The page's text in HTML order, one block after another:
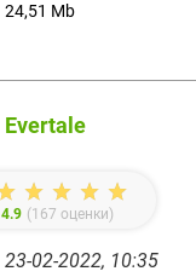
24,51 Mb
Evertale
4.9 (167 оценки)
23-02-2022, 10:35